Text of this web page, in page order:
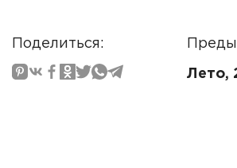
Поделиться:
Лето,